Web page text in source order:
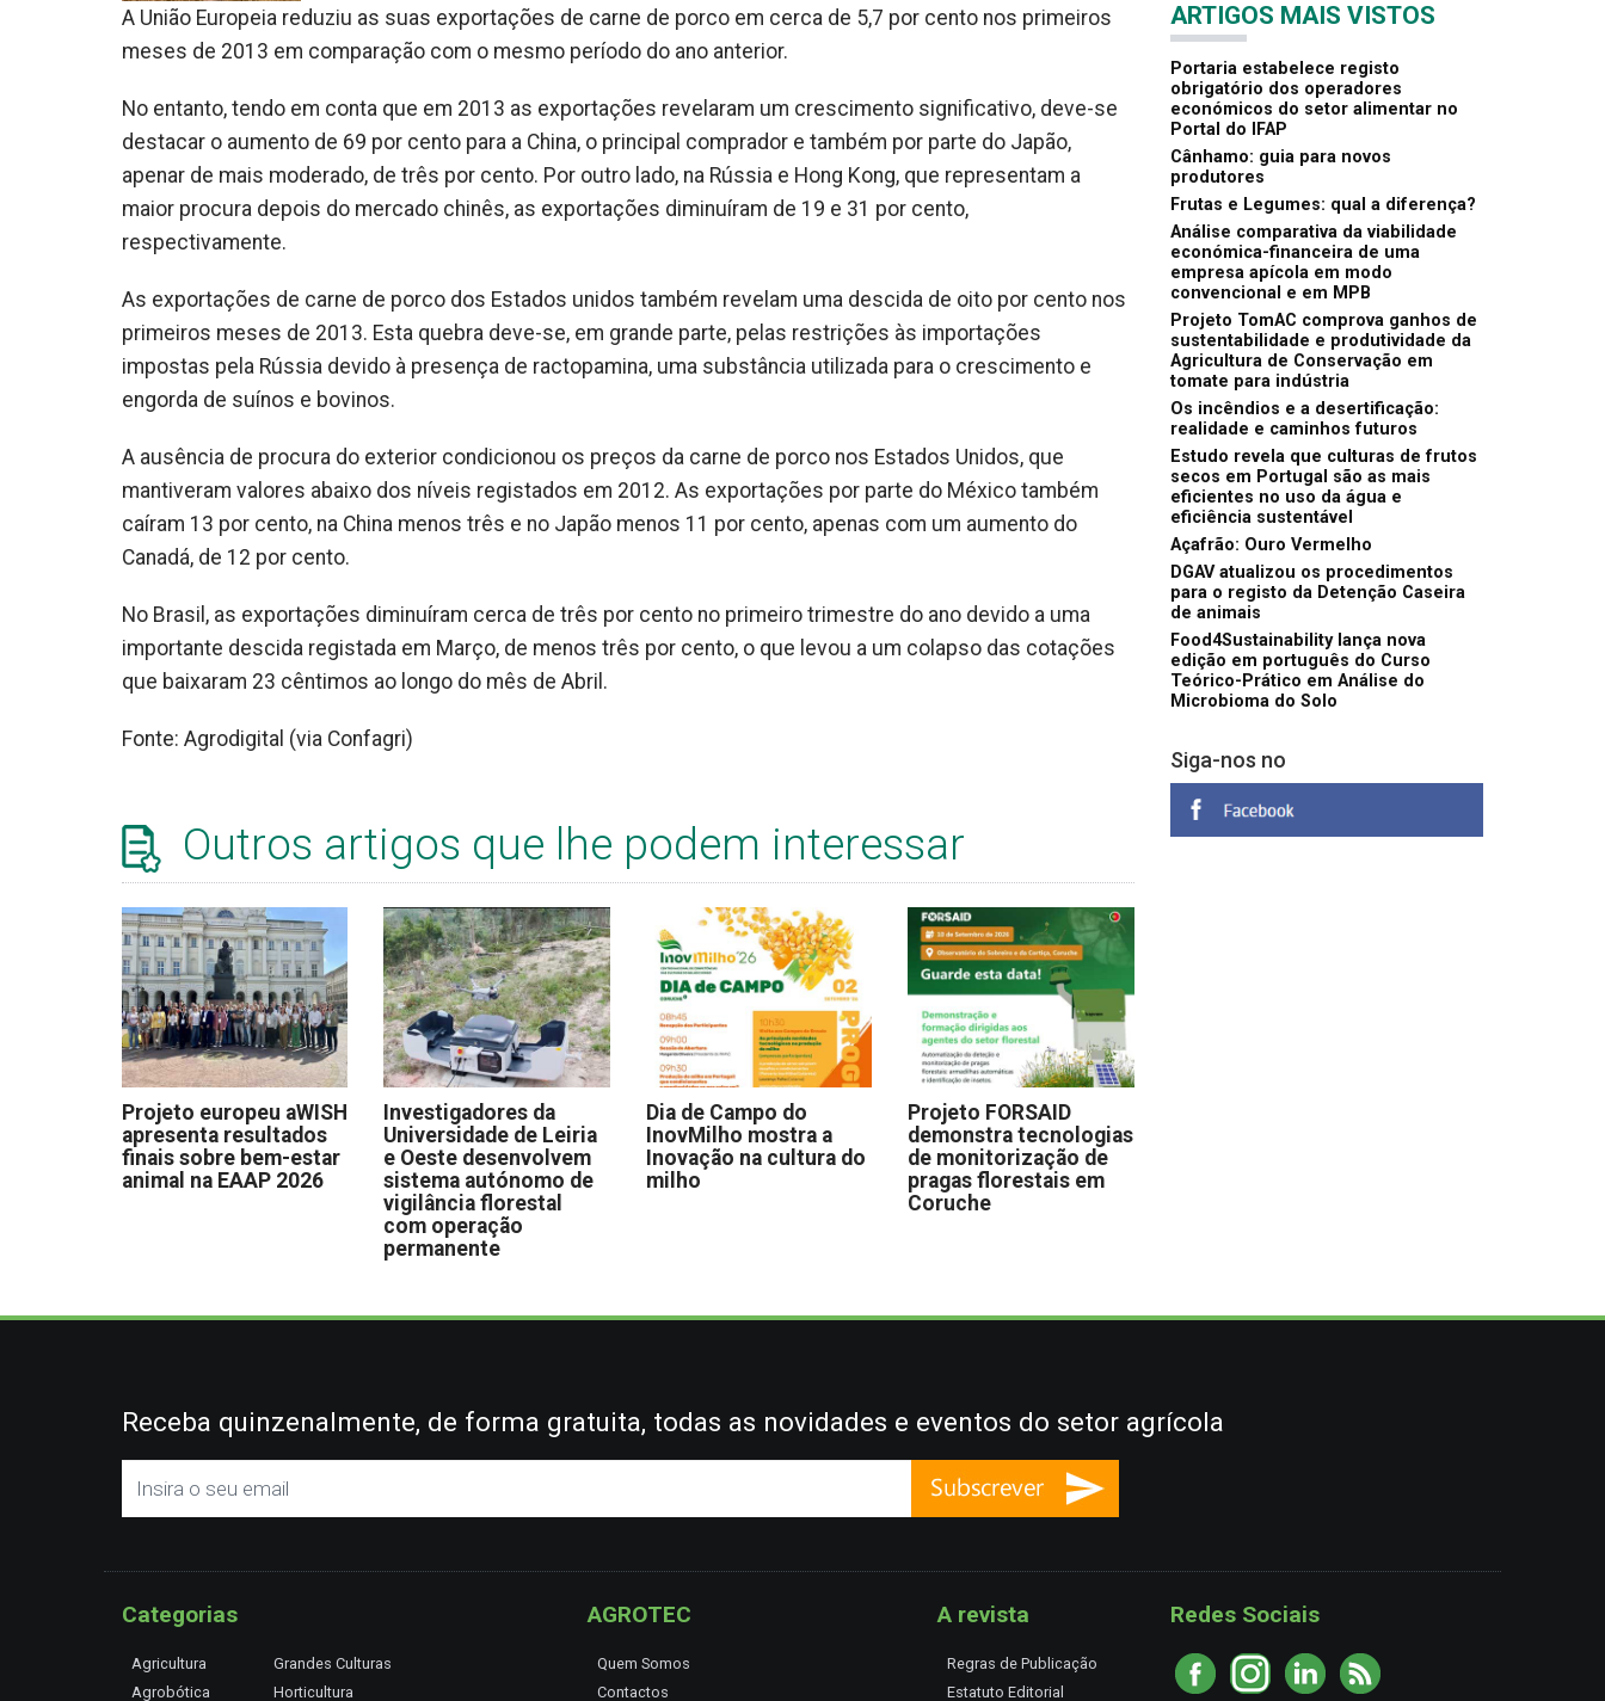
A União Europeia reduziu as suas exportações de carne de porco em cerca de 5,7 por cento nos primeiros
meses de 2013 em comparação com o mesmo período do ano anterior.
No entanto, tendo em conta que em 2013 as exportações revelaram um crescimento significativo, deve-se
destacar o aumento de 69 por cento para a China, o principal comprador e também por parte do Japão,
apenar de mais moderado, de três por cento. Por outro lado, na Rússia e Hong Kong, que representam a
maior procura depois do mercado chinês, as exportações diminuíram de 19 e 31 por cento,
respectivamente.
As exportações de carne de porco dos Estados unidos também revelam uma descida de oito por cento nos
primeiros meses de 2013. Esta quebra deve-se, em grande parte, pelas restrições às importações
impostas pela Rússia devido à presença de ractopamina, uma substância utilizada para o crescimento e
engorda de suínos e bovinos.
A ausência de procura do exterior condicionou os preços da carne de porco nos Estados Unidos, que
mantiveram valores abaixo dos níveis registados em 2012. As exportações por parte do México também
caíram 13 por cento, na China menos três e no Japão menos 11 por cento, apenas com um aumento do
Canadá, de 12 por cento.
No Brasil, as exportações diminuíram cerca de três por cento no primeiro trimestre do ano devido a uma
importante descida registada em Março, de menos três por cento, o que levou a um colapso das cotações
que baixaram 23 cêntimos ao longo do mês de Abril.
Fonte: Agrodigital (via Confagri)
Outros artigos que lhe podem interessar
Projeto europeu aWISH
apresenta resultados
finais sobre bem-estar
animal na EAAP 2026
Investigadores da
Universidade de Leiria
e Oeste desenvolvem
sistema autónomo de
vigilância florestal
com operação
permanente
Dia de Campo do
InovMilho mostra a
Inovação na cultura do
milho
Projeto FORSAID
demonstra tecnologias
de monitorização de
pragas florestais em
Coruche
ARTIGOS MAIS VISTOS
Portaria estabelece registo
obrigatório dos operadores
económicos do setor alimentar no
Portal do IFAP
Cânhamo: guia para novos
produtores
Frutas e Legumes: qual a diferença?
Análise comparativa da viabilidade
económica-financeira de uma
empresa apícola em modo
convencional e em MPB
Projeto TomAC comprova ganhos de
sustentabilidade e produtividade da
Agricultura de Conservação em
tomate para indústria
Os incêndios e a desertificação:
realidade e caminhos futuros
Estudo revela que culturas de frutos
secos em Portugal são as mais
eficientes no uso da água e
eficiência sustentável
Açafrão: Ouro Vermelho
DGAV atualizou os procedimentos
para o registo da Detenção Caseira
de animais
Food4Sustainability lança nova
edição em português do Curso
Teórico-Prático em Análise do
Microbioma do Solo
Siga-nos no
Receba quinzenalmente, de forma gratuita, todas as novidades e eventos do setor agrícola
Categorias
Agricultura
Agrobótica
Grandes Culturas
Horticultura
AGROTEC
Quem Somos
Contactos
A revista
Regras de Publicação
Estatuto Editorial
Redes Sociais